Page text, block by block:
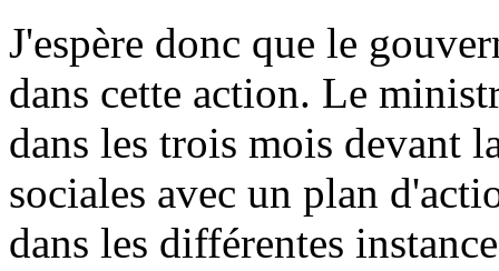
J'espère donc que le
dans cette action. Le
dans les trois mois devant
sociales avec un plan
dans les différentes